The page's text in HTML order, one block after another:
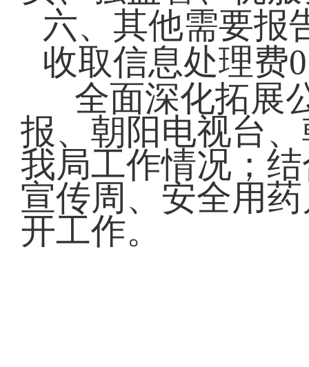
六、其他需要报
收取信息处理费
全面深化拓展
报、朝阳电视台
我局工作情况；
宣传周、安全用
开工作。